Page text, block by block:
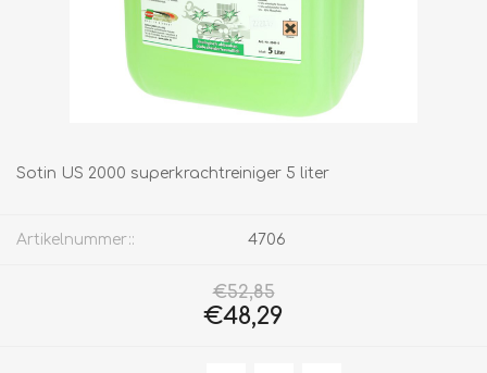
Sotin US 2000 superkrachtreiniger 5 liter
Artikelnummer:: 4706
€52,85
€48,29